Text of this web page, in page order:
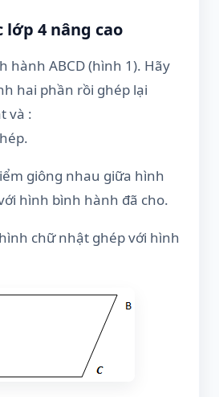
lớp 4 nâng cao
hành ABCD (hình 1). Hãy
hai phần rồi ghép lại
và :
giông nhau giữa hình
hình bình hành đã cho.
chữ nhật ghép với hình